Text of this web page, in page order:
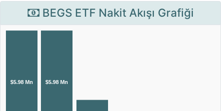
BEGS ETF Nakit Akışı Grafiği